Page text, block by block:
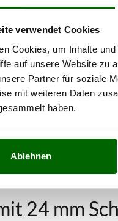
verwendet Cookies
Cookies, um Inhalte
auf unsere Website zu
Partner für soziale
mit weiteren Daten
haben.
Ablehnen
ohne intensive Nutzung
eine höhere
Schaft ermöglicht
Flächen: Der
sorgt für mehr
Flächen
: Das
: Einige Modelle
und den
erreichen.
24 mm